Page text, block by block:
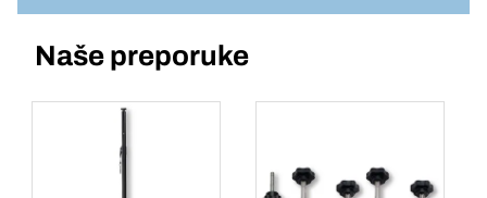
tronožac
Prijava
Jedinična cijena/ST
Naše preporuke